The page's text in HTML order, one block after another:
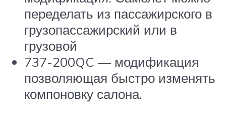
переделать из пассажирского в
грузопассажирский или в
грузовой
737-200QC — модификация
позволяющая быстро изменять
компоновку салона.